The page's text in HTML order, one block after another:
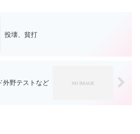
投壊、貧打
外野テストなど